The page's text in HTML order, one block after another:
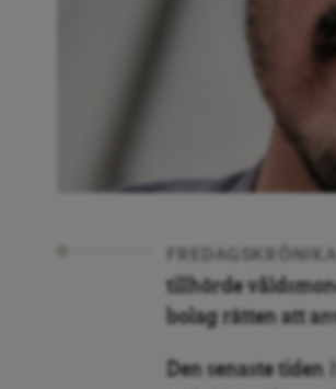
FREDAGSKRÖNIKA
tillhörde
bolag rätten att
Den senaste tiden